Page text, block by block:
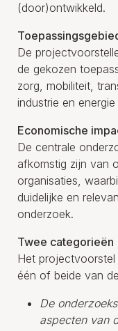
(door)ontwikkeld.
De
de gekozen
zorg, mobiliteit,
industrie en
Economische
De centrale
afkomstig zijn van
organisaties,
duidelijke en
onderzoek.
Twee categorieën
Het
één of beide van
De
aspecten van